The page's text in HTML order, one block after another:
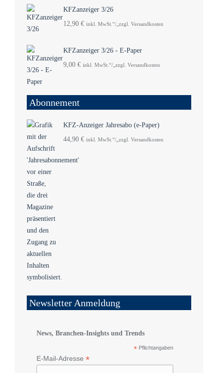
KFZanzeiger 3/26
12,90 € inkl. MwSt.“/„zzgl. Versandkosten
KFZanzeiger 3/26 - E-Paper
9,00 € inkl. MwSt.“/„zzgl. Versandkosten
Abonnement
KFZ-Anzeiger Jahresabo (e-Paper)
44,90 € inkl. MwSt.“/„zzgl. Versandkosten
Newsletter Anmeldung
News, Branchen-Insights und Trends
* Pflichtangaben
E-Mail-Adresse *